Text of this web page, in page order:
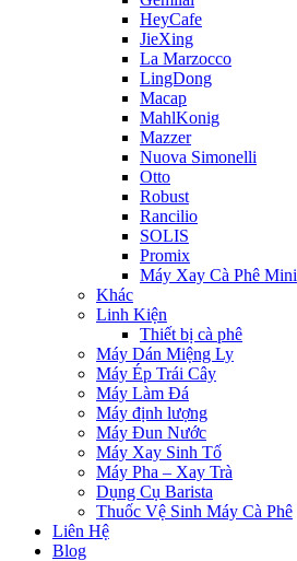
HeyCafe
JieXing
La Marzocco
LingDong
Macap
MahlKonig
Mazzer
Nuova Simonelli
Otto
Robust
Rancilio
SOLIS
Promix
Máy Xay Cà Phê Mini
Khác
Linh Kiện
Thiết bị cà phê
Máy Dán Miệng Ly
Máy Ép Trái Cây
Máy Làm Đá
Máy định lượng
Máy Đun Nước
Máy Xay Sinh Tố
Máy Pha – Xay Trà
Dụng Cụ Barista
Thuốc Vệ Sinh Máy Cà Phê
Liên Hệ
Blog